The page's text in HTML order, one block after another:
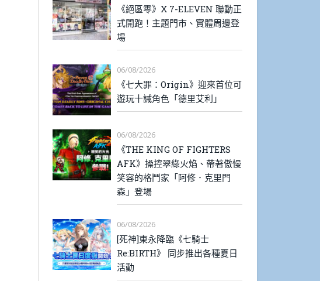
《絕區零》X 7-ELEVEN 聯動正
式開跑！主題門市、實體周邊登
場
06/08/2026
《七大罪：Origin》迎來首位可
遊玩十誡角色「德里艾利」
06/08/2026
《THE KING OF FIGHTERS
AFK》操控翠綠火焰、帶著傲慢
笑容的格鬥家「阿修．克里門
森」登場
06/08/2026
[死神]東永降臨《七騎士
Re:BIRTH》 同步推出各種夏日
活動